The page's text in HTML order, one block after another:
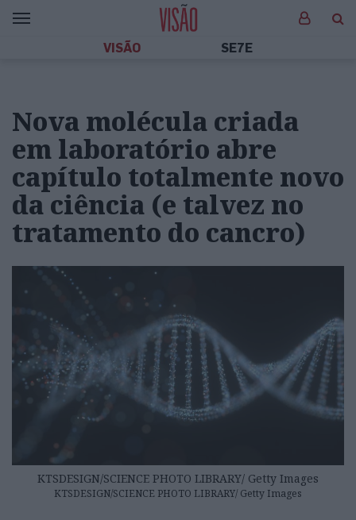
VISÃO SE7E
Nova molécula criada
em laboratório abre
capítulo totalmente novo
da ciência (e talvez no
tratamento do cancro)
KTSDESIGN/SCIENCE PHOTO LIBRARY/ Getty Images
KTSDESIGN/SCIENCE PHOTO LIBRARY/ Getty Images